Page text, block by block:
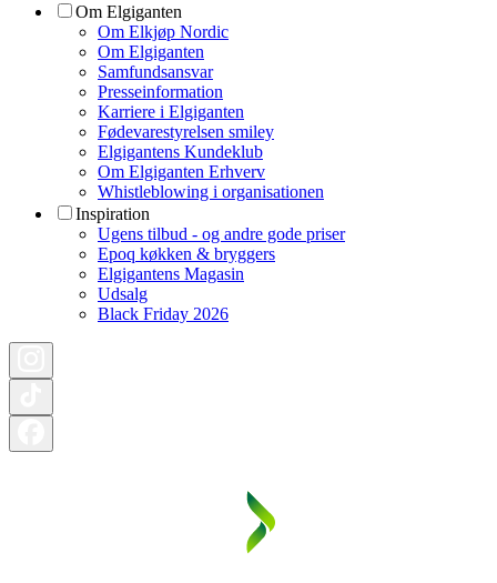
Om Elgiganten
Om Elkjøp Nordic
Om Elgiganten
Samfundsansvar
Presseinformation
Karriere i Elgiganten
Fødevarestyrelsen smiley
Elgigantens Kundeklub
Om Elgiganten Erhverv
Whistleblowing i organisationen
Inspiration
Ugens tilbud - og andre gode priser
Epoq køkken & bryggers
Elgigantens Magasin
Udsalg
Black Friday 2026